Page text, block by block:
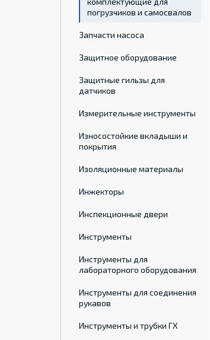
погрузчиков и самосвалов
Запчасти насоса
Защитное оборудование
Защитные гильзы для
датчиков
Измерительные инструменты
Износостойкие вкладыши и
покрытия
Изоляционные материалы
Инжекторы
Инспекционные двери
Инструменты
Инструменты для
лабораторного оборудования
Инструменты для соединения
рукавов
Инструменты и трубки ГХ